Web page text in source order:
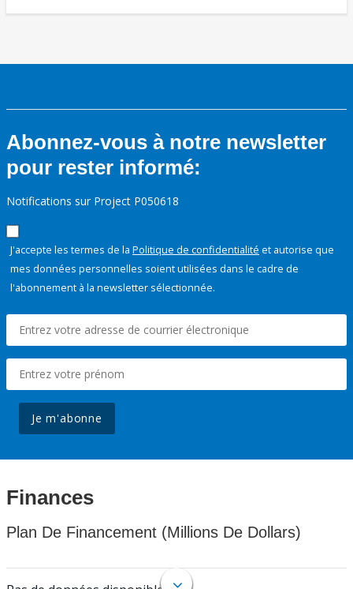
Abonnez-vous à notre newsletter
pour rester informé:
Notifications sur Project P050618
J'accepte les termes de la Politique de confidentialité et autorise que
mes données personnelles soient utilisées dans le cadre de
l'abonnement à la newsletter sélectionnée.
Je m'abonne
Finances
Plan De Financement (Millions De Dollars)